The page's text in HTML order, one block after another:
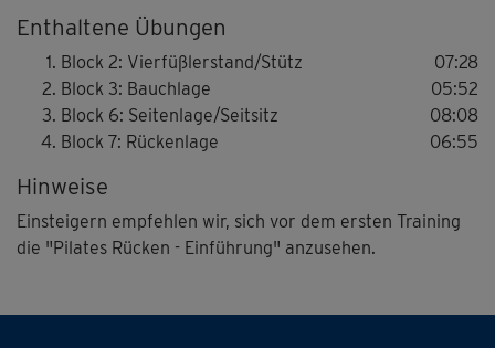
Ausbalancierte Bodenübungen trainieren die
Stützmuskulatur und bewegen die Wirbelsäule funktional.
Toller Nebeneffekt: Bestehende Verspannungen und
Blockaden werden gelöst. Eine Wohltat für den Rücken!
Enthaltene Übungen
Block 2: Vierfüßlerstand/Stütz
07:28
Block 3: Bauchlage
05:52
Block 6: Seitenlage/Seitsitz
08:08
Block 7: Rückenlage
06:55
Hinweise
Einsteigern empfehlen wir, sich vor dem ersten Training
die "Pilates Rücken - Einführung" anzusehen.